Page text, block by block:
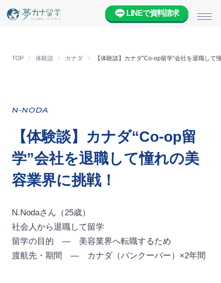
メ
LINEで資料請求
TOP 体験談 カナダ 【体験談】カナダ“Co-op留学”会社を退職して
N-NODA
【体験談】カナダ“Co-op留
学”会社を退職して憧れの美
容業界に挑戦！
N.Nodaさん（25歳）
社会人から退職して留学
留学の目的 — 美容業界へ転職するため
渡航先・期間 — カナダ（バンクーバー）×2年間